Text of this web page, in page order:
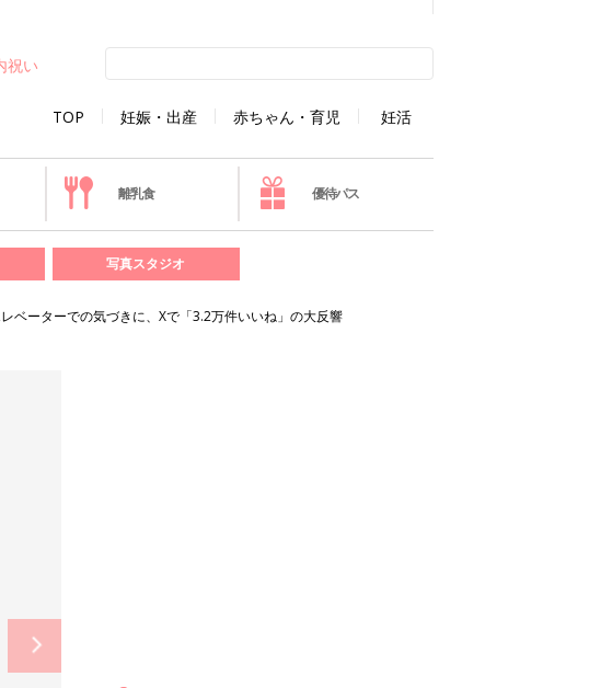
TOP 妊娠・出産 赤ちゃん・育児 妊活
祝い
離乳食 優待パス
写真スタジオ
ベーターでの気づきに、Xで「3.2万件いいね」の大反響